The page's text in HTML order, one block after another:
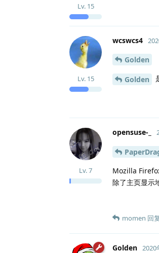
Lv. 15
wcswcs4
Lv. 15
Golden
Golden
opensuse-_
Lv.7
Mozilla
除了主页显示
momen 回
Golden 2020